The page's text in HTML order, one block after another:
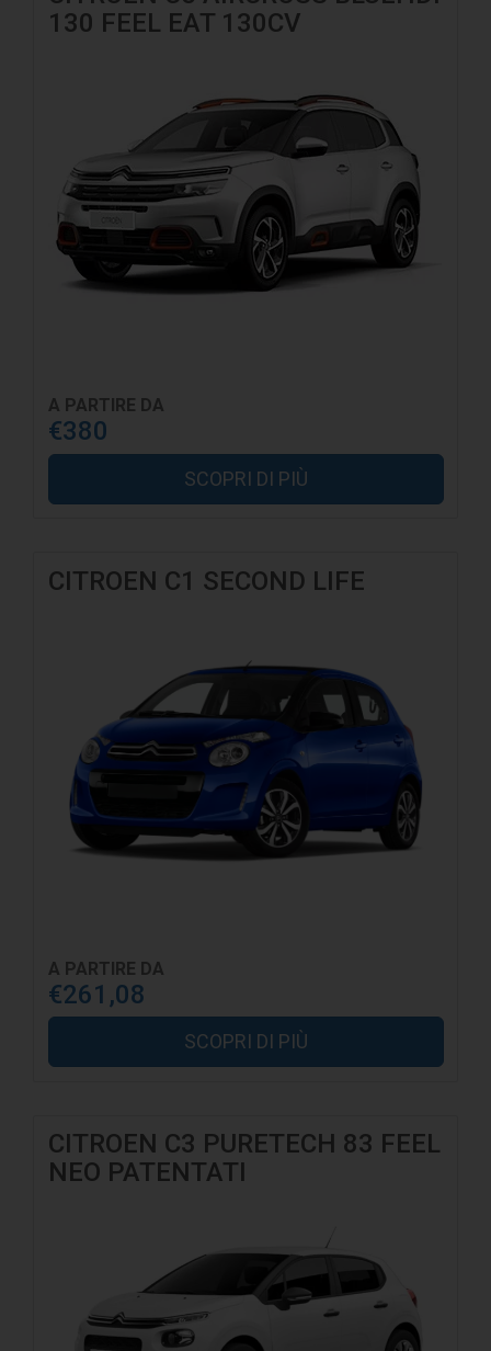
130 FEEL EAT 130CV
A PARTIRE DA
€380
SCOPRI DI PIÙ
CITROEN C1 SECOND LIFE
A PARTIRE DA
€261,08
SCOPRI DI PIÙ
CITROEN C3 PURETECH 83 FEEL
NEO PATENTATI